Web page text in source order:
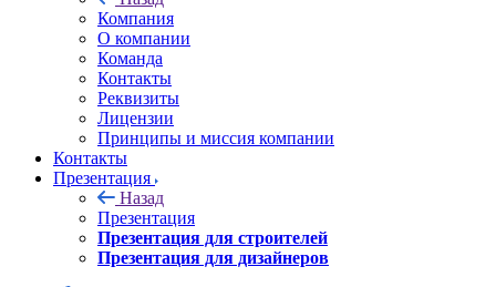
Компания
О компании
Команда
Контакты
Реквизиты
Лицензии
Принципы и миссия компании
Контакты
Презентация
Назад
Презентация
Презентация для строителей
Презентация для дизайнеров